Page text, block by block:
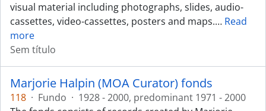
visual material including photographs, slides, audio-
cassettes, video-cassettes, posters and maps.… Read
more
Sem título
Marjorie Halpin (MOA Curator) fonds
118 · Fundo · 1928 - 2000, predominant 1971 - 2000